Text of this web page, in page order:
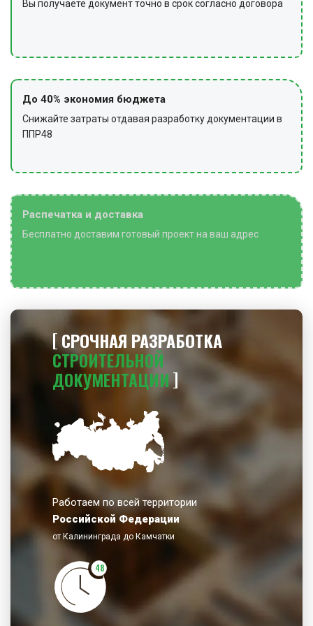
от строительного мусора и отходов, собирают и
оснастку и инвентарь.
Вы получаете документ точно в срок согласно договора
До 40% экономия бюджета
Снижайте затраты отдавая разработку документации в
ППР48
Распечатка и доставка
Бесплатно доставим готовый проект на ваш адрес
СРОЧНАЯ РАЗРАБОТКА
СТРОИТЕЛЬНОЙ
ДОКУМЕНТАЦИИ
Работаем по всей территории
Российской Федерации
от Калининграда до Камчатки
48